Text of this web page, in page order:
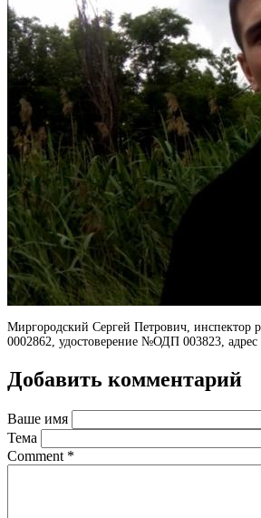
Миргородский Сергей Петрович,
0002862, удостоверение №ОДП 003823, адрес
Добавить комментарий
Ваше имя
Тема
Comment *